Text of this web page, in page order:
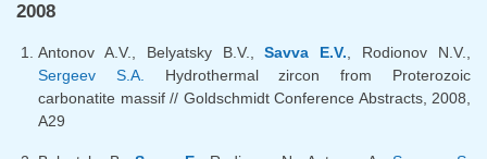
2008
Antonov A.V., Belyatsky B.V.,Savva E.V. , Rodionov N.V.,
Sergeev S.A.
Hydrothermal zircon from Proterozoic
carbonatite massif // Goldschmidt Conference Abstracts, 2008,
A29